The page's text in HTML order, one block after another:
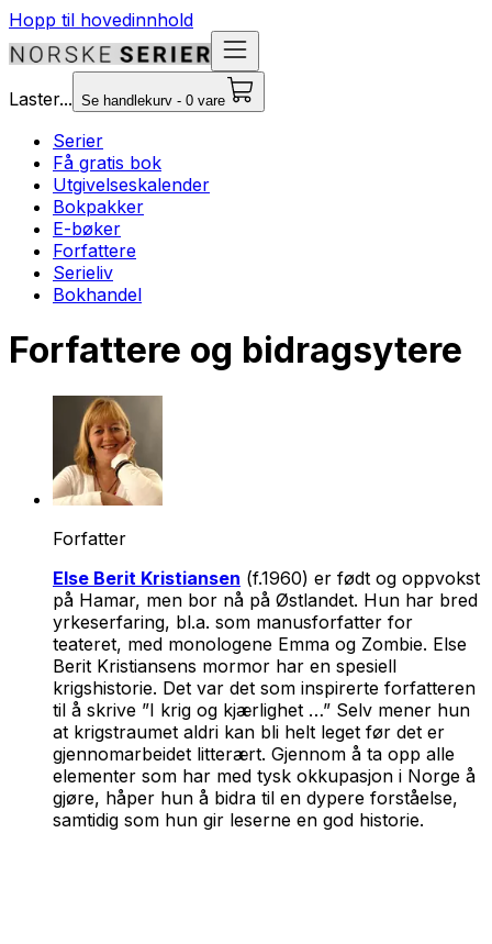
Hopp til hovedinnhold
Laster... Se handlekurv - 0 vare
Serier
Få gratis bok
Utgivelseskalender
Bokpakker
E-bøker
Forfattere
Serieliv
Bokhandel
Forfattere og bidragsytere
Forfatter
Else Berit Kristiansen (f.1960) er født og oppvokst
på Hamar, men bor nå på Østlandet. Hun har bred
yrkeserfaring, bl.a. som manusforfatter for
teateret, med monologene Emma og Zombie. Else
Berit Kristiansens mormor har en spesiell
krigshistorie. Det var det som inspirerte forfatteren
til å skrive ”I krig og kjærlighet …” Selv mener hun
at krigstraumet aldri kan bli helt leget før det er
gjennomarbeidet litterært. Gjennom å ta opp alle
elementer som har med tysk okkupasjon i Norge å
gjøre, håper hun å bidra til en dypere forståelse,
samtidig som hun gir leserne en god historie.